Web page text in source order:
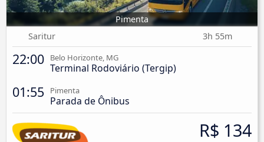
Pimenta
Saritur
3h 55m
22:00 Belo Horizonte, MG
Terminal Rodoviário (Tergip)
01:55 Pimenta
Parada de Ônibus
R$ 134